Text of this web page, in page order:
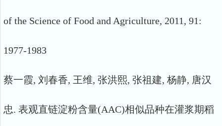
of the Science of Food and Agriculture, 2011, 91:
1977-1983
蔡一霞, 刘春香, 王维, 张洪熙, 张祖建, 杨静, 唐汉
忠. 表观直链淀粉含量(AAC)相似品种在灌浆期稻